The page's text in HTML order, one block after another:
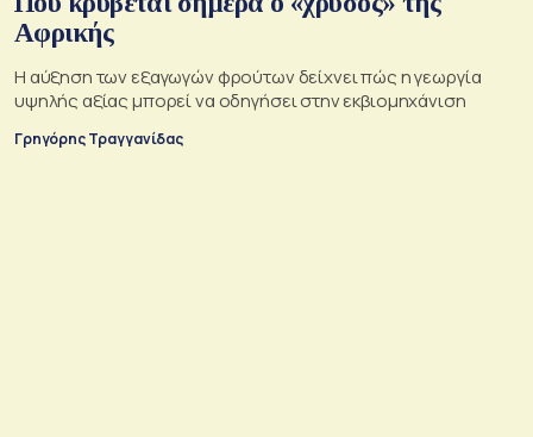
Αφρικής
Η αύξηση των εξαγωγών φρούτων δείχνει πώς η γεωργία
υψηλής αξίας μπορεί να οδηγήσει στην εκβιομηχάνιση
Γρηγόρης Τραγγανίδας